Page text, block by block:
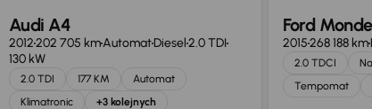
Audi A4
2012202 705 kmAutomatDiesel2.0 TDI
130 kW
2.0 TDI 177 KM
Automat
Klimatronic
+3 kolejnych
Ford
2015268 188 km
2.0 TDCI
Tempomat